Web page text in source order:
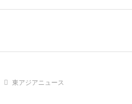
東アジアニュース